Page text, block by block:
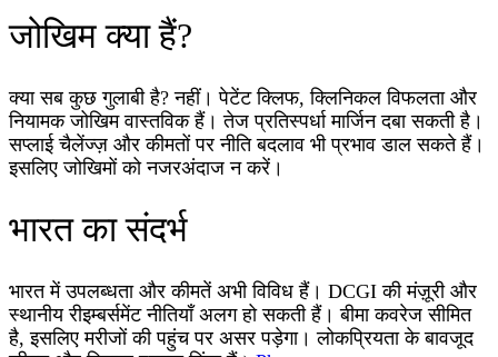
जोखिम क्या हैं?
क्या सब कुछ गुलाबी है? नहीं। पेटेंट क्लिफ, क्लिनिकल विफलता और
नियामक जोखिम वास्तविक हैं। तेज प्रतिस्पर्धा मार्जिन दबा सकती है।
सप्लाई चैलेंज्ज़ और कीमतों पर नीति बदलाव भी प्रभाव डाल सकते हैं।
इसलिए जोखिमों को नजरअंदाज न करें।
भारत का संदर्भ
भारत में उपलब्धता और कीमतें अभी विविध हैं। DCGI की मंज़ूरी और
स्थानीय रीइम्बर्समेंट नीतियाँ अलग हो सकती हैं। बीमा कवरेज सीमित
है, इसलिए मरीजों की पहुंच पर असर पड़ेगा। लोकप्रियता के बावजूद